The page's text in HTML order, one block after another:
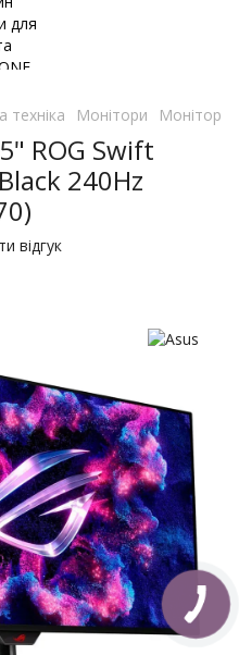
Монітори Монітори
ROG Swift
240Hz
відгук